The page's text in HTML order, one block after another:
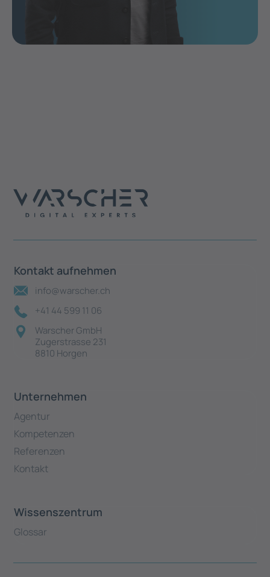
Kontakt aufnehmen
info@warscher.ch
+41 44 599 11 06
Warscher GmbH
Zugerstrasse 231
8810 Horgen
Unternehmen
Agentur
Kompetenzen
Referenzen
Kontakt
Wissenszentrum
Glossar